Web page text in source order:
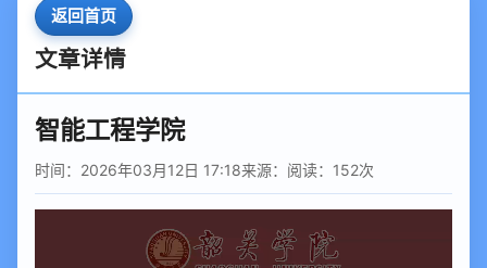
返回首页
文章详情
智能工程学院
时间：2026年03月12日 17:18来源： 阅读： 152次